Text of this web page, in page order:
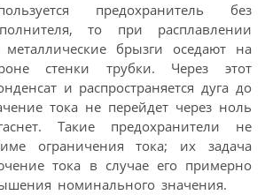
предохранитель без
то при расплавлении
металлические брызги оседают на
стенки трубки. Через этот
и распространяется дуга до
тока не перейдет через ноль
Такие предохранители не
ограничения тока; их задача
тока в случае его примерно
номинального значения.